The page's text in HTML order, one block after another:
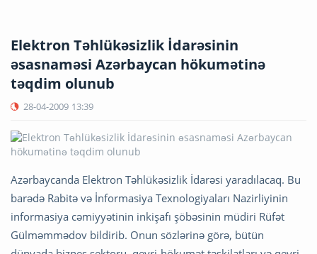
Elektron Təhlükəsizlik İdarəsinin
əsasnaməsi Azərbaycan hökumətinə
təqdim olunub
28-04-2009 13:39
Azərbaycanda Elektron Təhlükəsizlik İdarəsi yaradılacaq. Bu
barədə Rabitə və İnformasiya Texnologiyaları Nazirliyinin
informasiya cəmiyyətinin inkişafı şöbəsinin müdiri Rüfət
Gülməmmədov bildirib. Onun sözlərinə görə, bütün